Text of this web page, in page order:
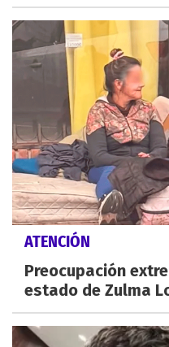
ATENCIÓN
Preocupación
estado de Zulma